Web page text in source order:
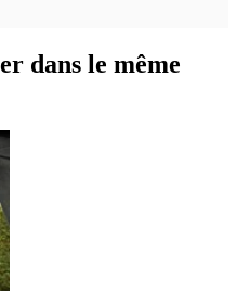
dans le même